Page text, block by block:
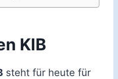
KIB
steht für heute für